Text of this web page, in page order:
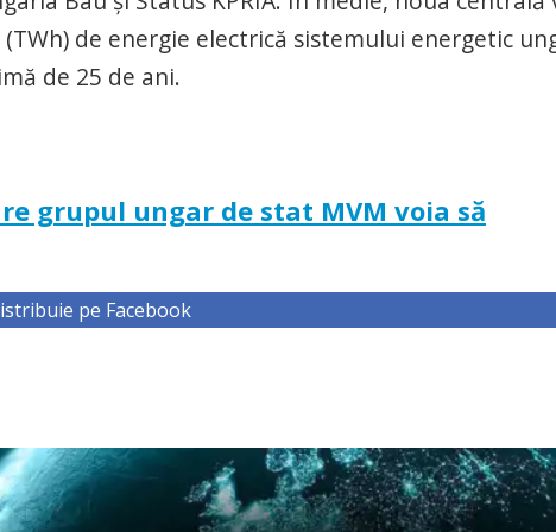
de energie electrică sistemului energetic
de 25 de ani.
grupul ungar de stat MVM voia să
pe Facebook